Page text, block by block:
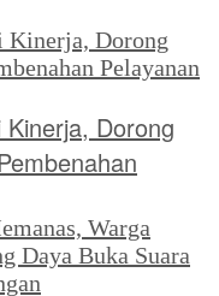
Dorong